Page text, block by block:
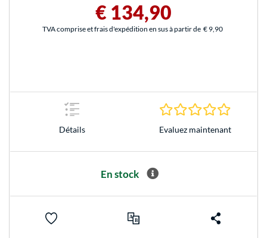
€ 134,90
TVA comprise et frais d'expédition en sus à partir de € 9,90
Détails Evaluez maintenant
En stock